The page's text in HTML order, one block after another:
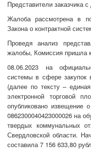
Представители заказчика
Жалоба рассмотрена в
Закона о контрактной
Проведя анализ
жалобы, Комиссия
08.06.2023 на
системы в сфере закупок
(далее по тексту –
электронной торговой
опубликовано извещение
0862300040423000026 на
твердых коммунальных
Свердловской области.
составила 7 156 633,80